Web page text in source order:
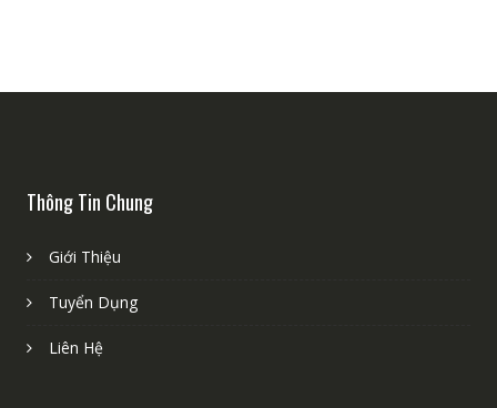
Thông Tin Chung
Giới Thiệu
Tuyển Dụng
Liên Hệ